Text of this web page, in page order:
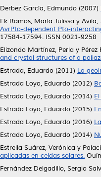
Derbez García, Edmundo (2007)
Ek Ramos, María Julissa y Avila,
AvrPto-dependent Pto-
17584-17594. ISSN 0021-9258
Elizondo Martínez, Perla y Pérez
and crystal structures of a
Estrada, Eduardo (2011) La
Estrada Loyo, Eduardo (2012)
Estrada Loyo, Eduardo (2014)
Estrada Loyo, Eduardo (2015)
Estrada Loyo, Eduardo (2016)
Estrada Loyo, Eduardo (2014)
Estrella Suárez, Verónica y
aplicadas en celdas solares.
Fernández Delgadillo, Sergio